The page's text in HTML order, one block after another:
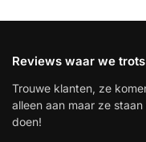
Reviews waar we
Trouwe klanten, ze
alleen aan maar ze
doen!